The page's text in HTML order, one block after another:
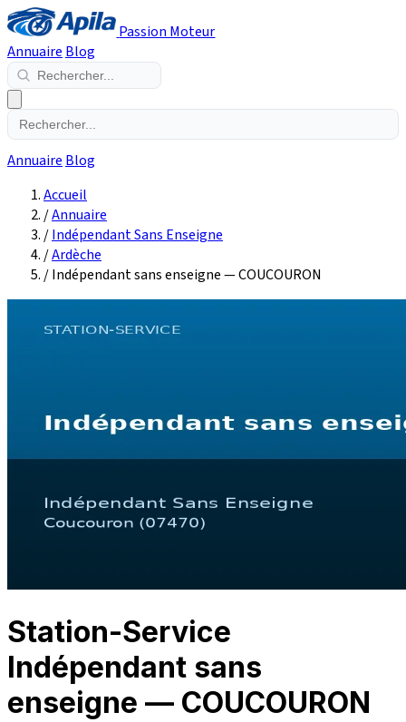
Passion Moteur
Annuaire Blog
Annuaire Blog
Accueil
/Annuaire
/Indépendant Sans Enseigne
/Ardèche
/Indépendant sans enseigne — COUCOURON
Station-Service
Indépendant sans
enseigne — COUCOURON